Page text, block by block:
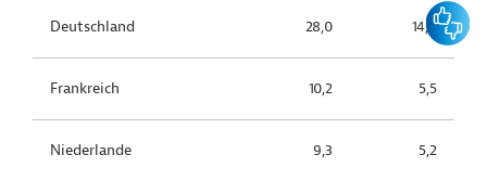
Deutschland 28,0 14,8
Frankreich 10,2 5,5
Niederlande 9,3 5,2